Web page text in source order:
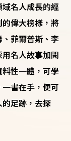
名人成長的經
偉大榜樣，將
菲爾普斯、李
名人故事加閱
性一體，可學
書在手，便可
足跡，去探